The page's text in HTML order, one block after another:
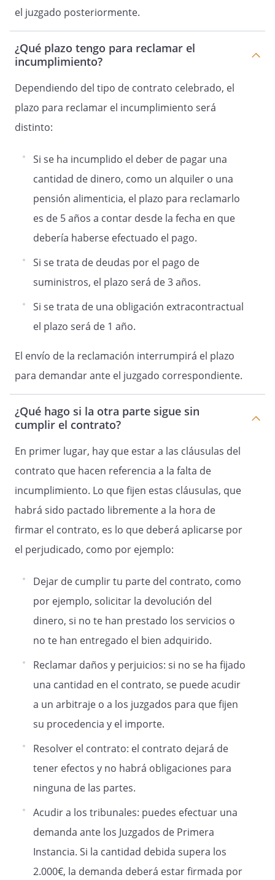
el juzgado posteriormente.
¿Qué plazo tengo para reclamar el
incumplimiento?
Dependiendo del tipo de contrato celebrado, el
plazo para reclamar el incumplimiento será
distinto:
Si se ha incumplido el deber de pagar una
cantidad de dinero, como un alquiler o una
pensión alimenticia, el plazo para reclamarlo
es de 5 años a contar desde la fecha en que
debería haberse efectuado el pago.
Si se trata de deudas por el pago de
suministros, el plazo será de 3 años.
Si se trata de una obligación extracontractual
el plazo será de 1 año.
El envío de la reclamación interrumpirá el plazo
para demandar ante el juzgado correspondiente.
¿Qué hago si la otra parte sigue sin
cumplir el contrato?
En primer lugar, hay que estar a las cláusulas del
contrato que hacen referencia a la falta de
incumplimiento. Lo que fijen estas cláusulas, que
habrá sido pactado libremente a la hora de
firmar el contrato, es lo que deberá aplicarse por
el perjudicado, como por ejemplo:
Dejar de cumplir tu parte del contrato, como
por ejemplo, solicitar la devolución del
dinero, si no te han prestado los servicios o
no te han entregado el bien adquirido.
Reclamar daños y perjuicios: si no se ha fijado
una cantidad en el contrato, se puede acudir
a un arbitraje o a los juzgados para que fijen
su procedencia y el importe.
Resolver el contrato: el contrato dejará de
tener efectos y no habrá obligaciones para
ninguna de las partes.
Acudir a los tribunales: puedes efectuar una
demanda ante los Juzgados de Primera
Instancia. Si la cantidad debida supera los
2.000€, la demanda deberá estar firmada por